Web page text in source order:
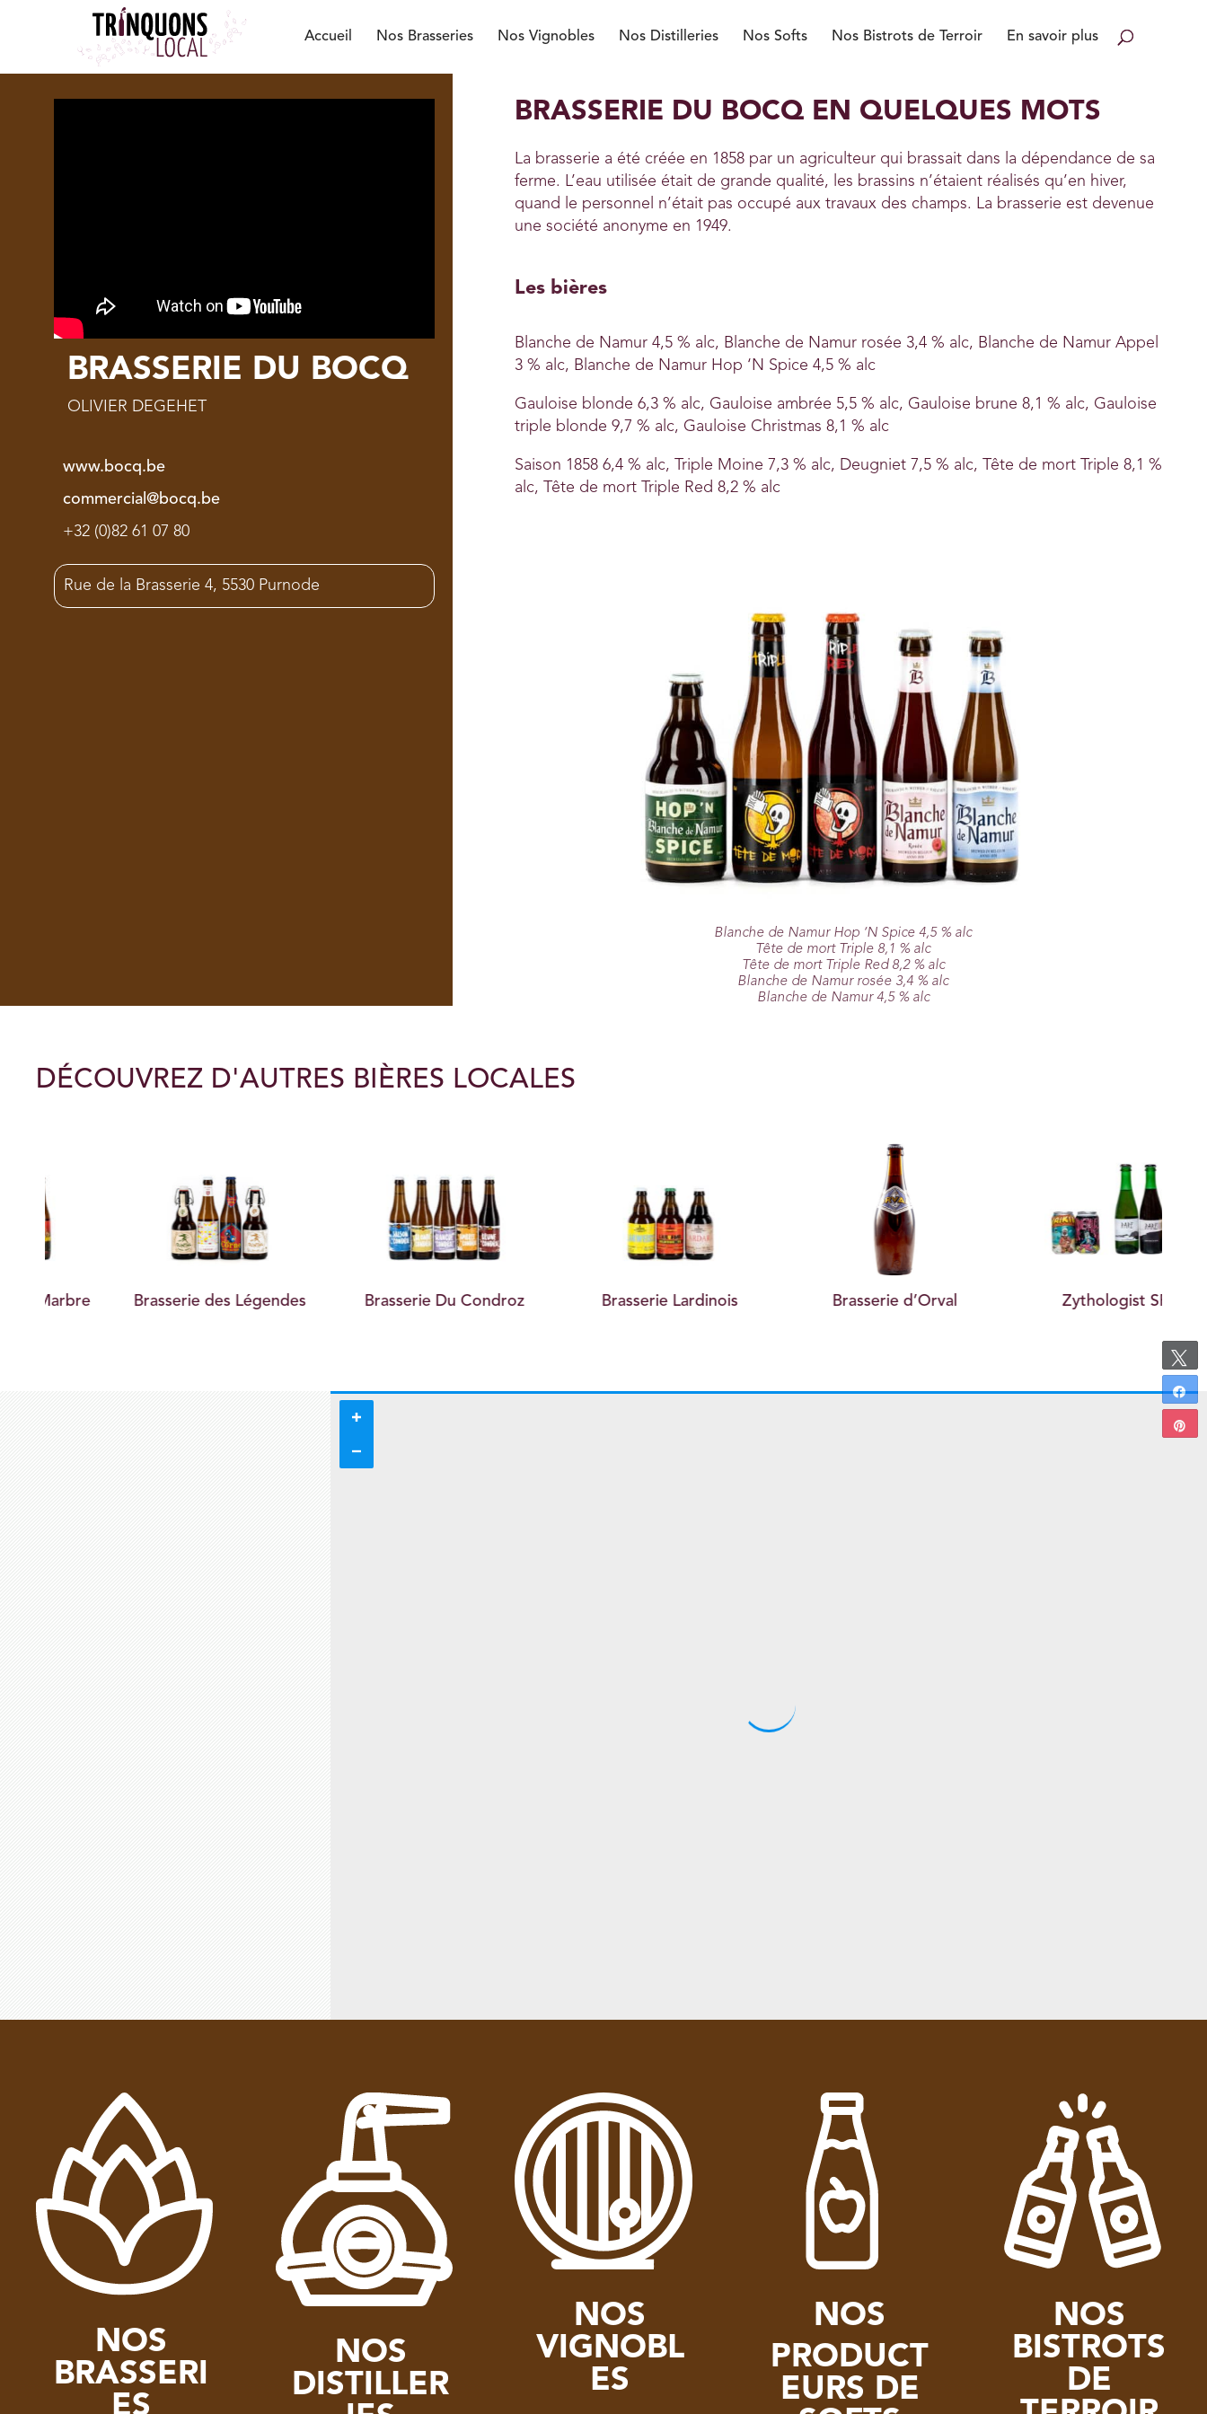
Accueil Nos Brasseries Nos Vignobles Nos Distilleries Nos Softs Nos Bistrots de Terroir En savoir plus
BRASSERIE DU BOCQ
OLIVIER DEGEHET
www.bocq.be
commercial@bocq.be
+32 (0)82 61 07 80
Rue de la Brasserie 4, 5530 Purnode
BRASSERIE DU BOCQ EN QUELQUES MOTS
La brasserie a été créée en 1858 par un agriculteur qui brassait dans la dépendance de sa
ferme. L’eau utilisée était de grande qualité, les brassins n’étaient réalisés qu’en hiver,
quand le personnel n’était pas occupé aux travaux des champs. La brasserie est devenue
une société anonyme en 1949.
Les bières
Blanche de Namur 4,5 % alc, Blanche de Namur rosée 3,4 % alc, Blanche de Namur Appel
3 % alc, Blanche de Namur Hop ‘N Spice 4,5 % alc
Gauloise blonde 6,3 % alc, Gauloise ambrée 5,5 % alc, Gauloise brune 8,1 % alc, Gauloise
triple blonde 9,7 % alc, Gauloise Christmas 8,1 % alc
Saison 1858 6,4 % alc, Triple Moine 7,3 % alc, Deugniet 7,5 % alc, Tête de mort Triple 8,1 %
alc, Tête de mort Triple Red 8,2 % alc
Blanche de Namur Hop ‘N Spice 4,5 % alc
Tête de mort Triple 8,1 % alc
Tête de mort Triple Red 8,2 % alc
Blanche de Namur rosée 3,4 % alc
Blanche de Namur 4,5 % alc
DÉCOUVREZ D'AUTRES BIÈRES LOCALES
Brasserie des Légendes Brasserie Du Condroz Brasserie Lardinois Brasserie d’Orval Zythologist SRL
NOS
BRASSERI
NOS
DISTILLER
NOS
VIGNOBL
ES
NOS
PRODUCT
EURS DE
NOS
BISTROTS
DE